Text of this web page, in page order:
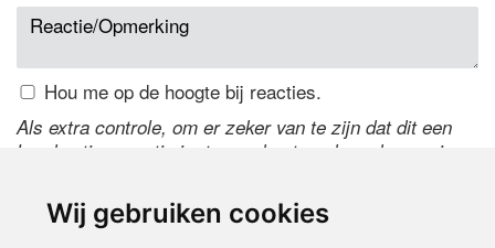
Wij gebruiken cookies
Hou me op de hoogte bij reacties.
Als extra controle, om er zeker van te zijn dat dit een
handmatige reactie is, typ onderstaande code over in
de code te wijzigen.